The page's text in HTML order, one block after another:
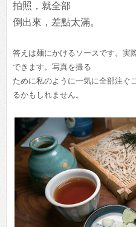
拍照，就全部
倒出來，差點太滿。
答えは麺にかけるソースです。実
できます。写真を撮る
ために私のように一気に全部注ぐ
るかもしれません。